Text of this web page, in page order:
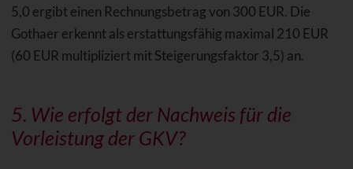
5,0 ergibt einen Rechnungsbetrag von 300 EUR. Die
Gothaer erkennt als erstattungsfähig maximal 210 EUR
(60 EUR multipliziert mit Steigerungsfaktor 3,5) an.
5. Wie erfolgt der Nachweis für die
Vorleistung der GKV?